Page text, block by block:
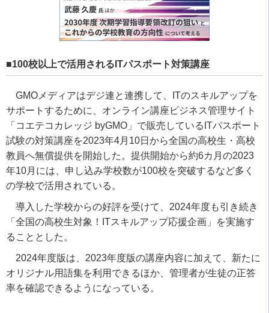
■100校以上で活用されるITパスポート対策講座
GMOメディアはデジ連と連携して、ITのスキルアップを
サポートするために、オンライン講座ビジネス管理サイト
「コエテコカレッジ byGMO」で販売しているITパスポート
試験の対策講座を2023年4月10日から全国の高校生・高校
教員へ無償提供を開始した。提供開始から約6カ月の2023
年10月には、申し込み学校数が100校を突破するなど多く
の学校で活用されている。
導入した学校からの好評を受けて、2024年度も引き続き
「全国の高校生対象！ITスキルアップ応援企画」を実施す
ることとした。
2024年度版は、2023年度版の講座内容に加えて、新たに
オリジナル用語集を利用できるほか、管理者が生徒の正答
率を確認できるようになっている。